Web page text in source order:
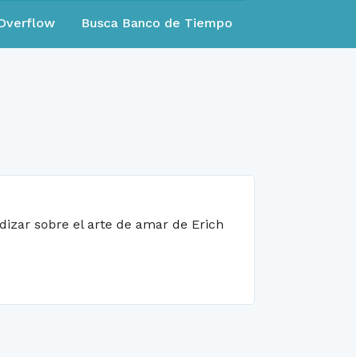
Busca Banco de Tiempo
sobre el arte de amar de Erich